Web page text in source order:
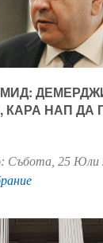
КАРА НАП ДА
Събота, 25 Юли